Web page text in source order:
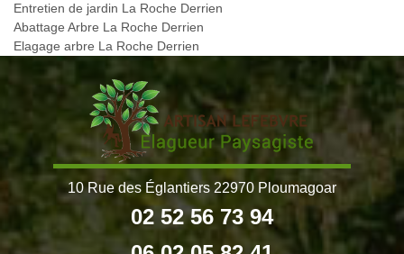
Entretien de jardin La Roche Derrien
Abattage Arbre La Roche Derrien
Elagage arbre La Roche Derrien
10 Rue des Églantiers 22970 Ploumagoar
02 52 56 73 94